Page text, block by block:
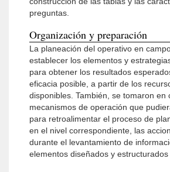
preguntas.
Organización y preparación
La planeación del operativo en
establecer los elementos y
para obtener los resultados
eficacia posible, a partir de los
disponibles. También, se tomaron en
mecanismos de operación que
para retroalimentar el proceso de
en el nivel correspondiente, las
durante el levantamiento de
elementos diseñados y